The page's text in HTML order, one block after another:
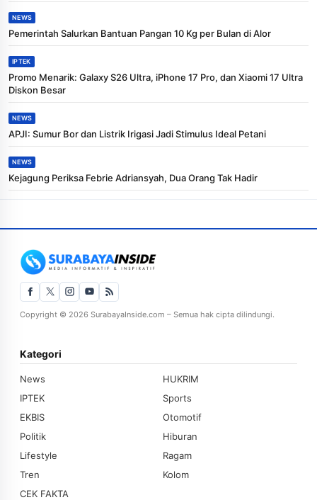
NEWS
Pemerintah Salurkan Bantuan Pangan 10 Kg per Bulan di Alor
IPTEK
Promo Menarik: Galaxy S26 Ultra, iPhone 17 Pro, dan Xiaomi 17 Ultra
Diskon Besar
NEWS
APJI: Sumur Bor dan Listrik Irigasi Jadi Stimulus Ideal Petani
NEWS
Kejagung Periksa Febrie Adriansyah, Dua Orang Tak Hadir
Copyright © 2026 SurabayaInside.com – Semua hak cipta dilindungi.
Kategori
News
HUKRIM
IPTEK
Sports
EKBIS
Otomotif
Politik
Hiburan
Lifestyle
Ragam
Tren
Kolom
CEK FAKTA